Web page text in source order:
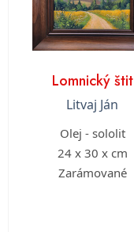
Lomnický štit
Litvaj Ján
Olej - sololit
24 x 30 x cm
Zarámované